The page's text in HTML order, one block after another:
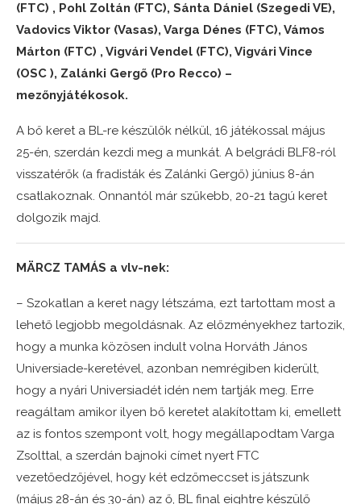
(FTC) , Pohl Zoltán (FTC), Sánta Dániel (Szegedi VE),
Vadovics Viktor (Vasas), Varga Dénes (FTC), Vámos
Márton (FTC) , Vigvári Vendel (FTC), Vigvári Vince
(OSC ), Zalánki Gergő (Pro Recco) –
mezőnyjátékosok.
A bő keret a BL-re készülők nélkül, 16 játékossal május
25-én, szerdán kezdi meg a munkát. A belgrádi BLF8-ról
visszatérők (a fradisták és Zalánki Gergő) június 8-án
csatlakoznak. Onnantól már szűkebb, 20-21 tagú keret
dolgozik majd.
MÄRCZ TAMÁS a vlv-nek:
– Szokatlan a keret nagy létszáma, ezt tartottam most a
lehető legjobb megoldásnak. Az előzményekhez tartozik,
hogy a munka közösen indult volna Horváth János
Universiade-keretével, azonban nemrégiben kiderült,
hogy a nyári Universiadét idén nem tartják meg. Erre
reagáltam amikor ilyen bő keretet alakítottam ki, emellett
az is fontos szempont volt, hogy megállapodtam Varga
Zsolttal, a szerdán bajnoki címet nyert FTC
vezetőedzőjével, hogy két edzőmeccset is játszunk
(május 28-án és 30-án) az ő, BL final eightre készülő